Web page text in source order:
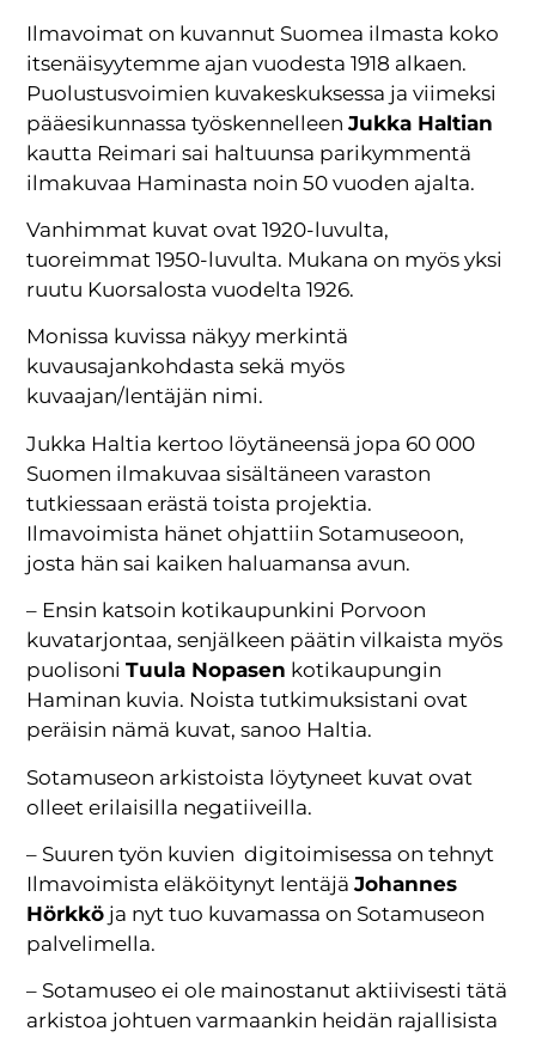
Ilmavoimat on kuvannut Suomea ilmasta koko
itsenäisyytemme ajan vuodesta 1918 alkaen.
Puolustusvoimien kuvakeskuksessa ja viimeksi
pääesikunnassa työskennelleenJukka Haltian
kautta Reimari sai haltuunsa parikymmentä
ilmakuvaa Haminasta noin 50 vuoden ajalta.
Vanhimmat kuvat ovat 1920-luvulta,
tuoreimmat 1950-luvulta. Mukana on myös yksi
ruutu Kuorsalosta vuodelta 1926.
Monissa kuvissa näkyy merkintä
kuvausajankohdasta sekä myös
kuvaajan/lentäjän nimi.
Jukka Haltia kertoo löytäneensä jopa 60 000
Suomen ilmakuvaa sisältäneen varaston
tutkiessaan erästä toista projektia.
Ilmavoimista hänet ohjattiin Sotamuseoon,
josta hän sai kaiken haluamansa avun.
– Ensin katsoin kotikaupunkini Porvoon
kuvatarjontaa, senjälkeen päätin vilkaista myös
puolisoniTuula Nopasen kotikaupungin
Haminan kuvia. Noista tutkimuksistani ovat
peräisin nämä kuvat, sanoo Haltia.
Sotamuseon arkistoista löytyneet kuvat ovat
olleet erilaisilla negatiiveilla.
– Suuren työn kuvien digitoimisessa on tehnyt
Ilmavoimista eläköitynyt lentäjäJohannes
Hörkkö ja nyt tuo kuvamassa on Sotamuseon
palvelimella.
– Sotamuseo ei ole mainostanut aktiivisesti tätä
arkistoa johtuen varmaankin heidän rajallisista